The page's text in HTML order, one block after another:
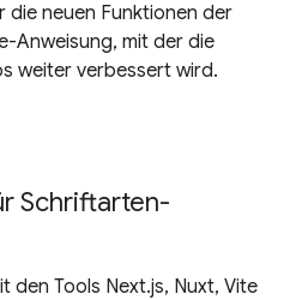
die neuen Funktionen der
Anweisung, mit der die
weiter verbessert wird.
Schriftarten-
den Tools Next.js, Nuxt, Vite